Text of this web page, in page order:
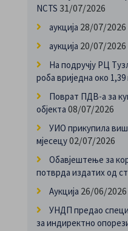
NCTS 31/07/2026
аукција 28/07/2026
аукција 20/07/2026
На подручју РЦ
роба вриједна око
Поврат ПДВ-а за
објекта 08/07/2026
УИО прикупила
мјесецу02/07/2026
Обавјештење за
потврда издатих од
Аукција 26/06/2026
УНДП предао
за индиректно